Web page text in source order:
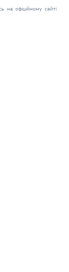
на офіційному сайті